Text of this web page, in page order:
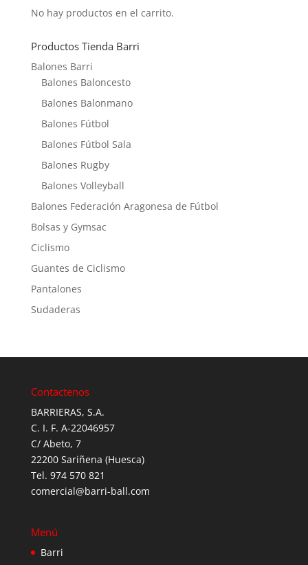
No hay productos en el carrito.
Productos Tienda Barri
Balones Barri
Balones Baloncesto
Balones Balonmano
Balones Fútbol
Balones Fútbol Sala
Balones Rugby
Balones Volleyball
Balones Federación Aragonesa de Fútbol
Bolsas y Gymsac
Ciclismo
Guantes de Ciclismo
Pantalones
Sudaderas
Contactenos
BARRIERAS, S.A.
C. I. F. A-22046957
C/ Abeto, 7
22200 Sariñena (Huesca)
Tel. 974 570 821
comercial@barri-ball.com
Menú
Barri